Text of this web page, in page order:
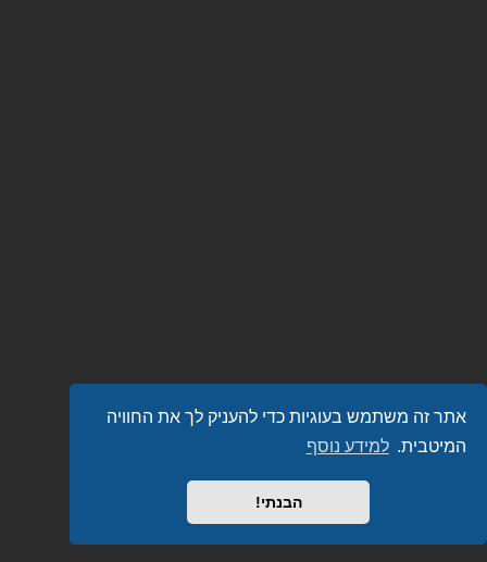
אתר זה משתמש בעוגיות כדי להעניק לך את החוויה
המיטבית. למידע נוסף
הבנתי!